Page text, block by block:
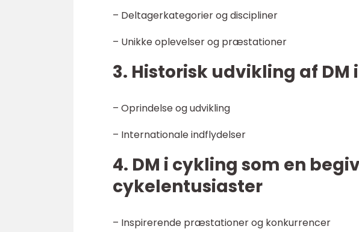
– Deltagerkategorier og discipliner
– Unikke oplevelser og præstationer
3. Historisk udvikling af DM
– Oprindelse og udvikling
– Internationale indflydelser
4. DM i cykling som en
cykelentusiaster
– Inspirerende præstationer og konkurrencer